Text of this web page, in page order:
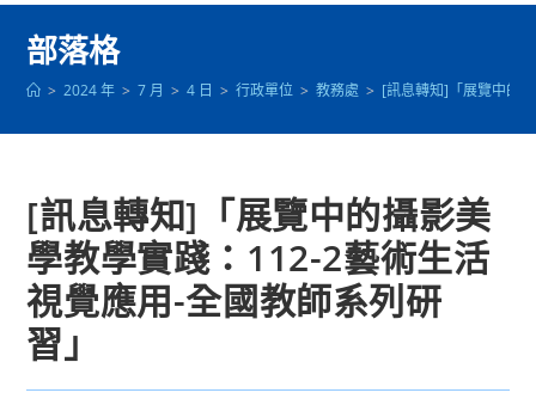
部落格
> 2024 年 > 7 月 > 4 日 > 行政單位 > 教務處 > [訊息轉知]「展覽中的
[訊息轉知]「展覽中的攝影美
學教學實踐：112-2藝術生活
視覺應用-全國教師系列研
習」